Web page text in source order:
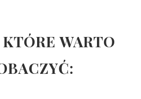
WARTO